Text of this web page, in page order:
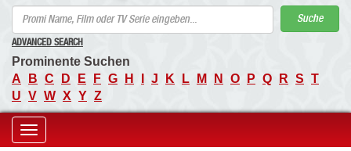
Suche
ADVANCED SEARCH
Prominente Suchen
A
B C D E F G H J K L M N O P Q R S T
U V W X Y Z
Toggle